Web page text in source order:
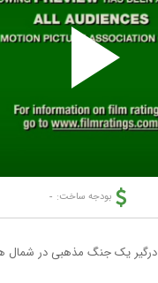
بودجه ساخت: -
یک جنگ مذهبی در شمال